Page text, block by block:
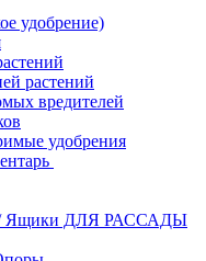
удобрение)
растений
вредителей
удобрения
/ Ящики ДЛЯ РАССАДЫ